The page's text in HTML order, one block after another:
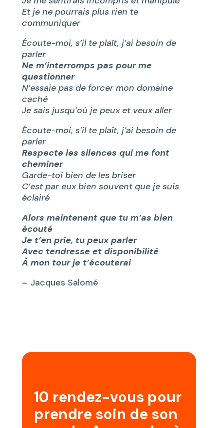
Et je ne pourrais plus rien te
communiquer
Écoute-moi, s’il te plaît, j’ai besoin de
parler
Ne m’interromps pas pour me
questionner
N’essaie pas de forcer mon domaine
caché
Je sais jusqu’où je peux et veux aller
Écoute-moi, s’il te plaît, j’ai besoin de
parler
Respecte les silences qui me font
cheminer
Garde-toi bien de les briser
C’est par eux bien souvent que je suis
éclairé
Alors maintenant que tu m’as bien
écouté
Je t’en prie, tu peux parler
Avec tendresse et disponibilité
À mon tour je t’écouterai
– Jacques Salomé
10 rendez-vous pour
prendre soin de son